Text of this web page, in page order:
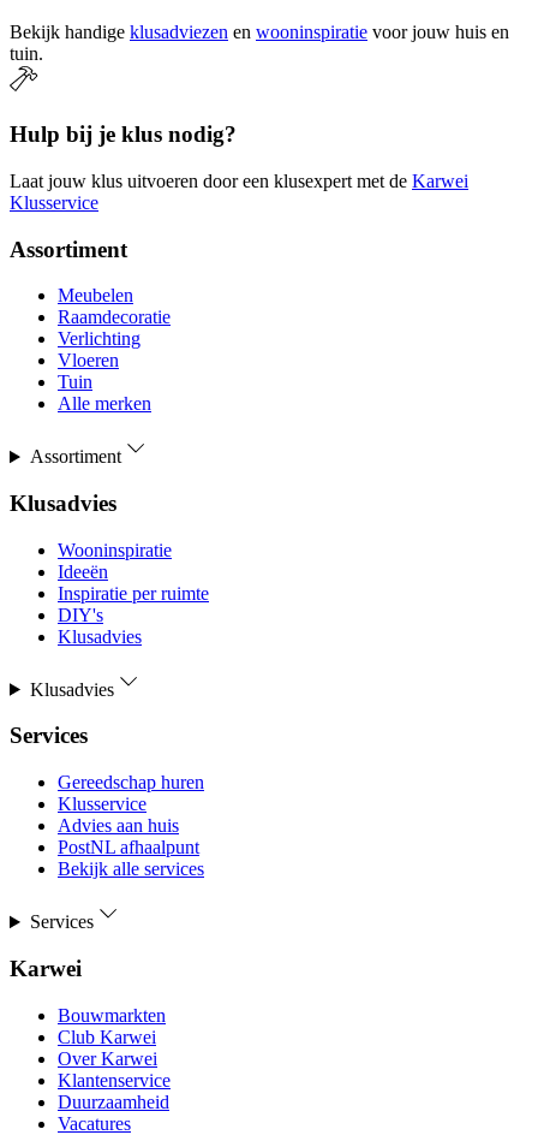
Bekijk handige klusadviezen en wooninspiratie voor jouw huis en
tuin.
Hulp bij je klus nodig?
Laat jouw klus uitvoeren door een klusexpert met de Karwei
Klusservice
Assortiment
Meubelen
Raamdecoratie
Verlichting
Vloeren
Tuin
Alle merken
Assortiment
Klusadvies
Wooninspiratie
Ideeën
Inspiratie per ruimte
DIY's
Klusadvies
Klusadvies
Services
Gereedschap huren
Klusservice
Advies aan huis
PostNL afhaalpunt
Bekijk alle services
Services
Karwei
Bouwmarkten
Club Karwei
Over Karwei
Klantenservice
Duurzaamheid
Vacatures